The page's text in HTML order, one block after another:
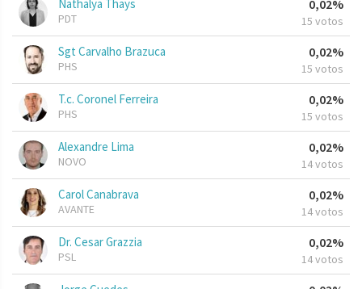
Nathalya Thays
PDT
0,02%
15 votos
Sgt Carvalho Brazuca
PHS
0,02%
15 votos
T.c. Coronel Ferreira
PHS
0,02%
15 votos
Alexandre Lima
NOVO
0,02%
14 votos
Carol Canabrava
AVANTE
0,02%
14 votos
Dr. Cesar Grazzia
PSL
0,02%
14 votos